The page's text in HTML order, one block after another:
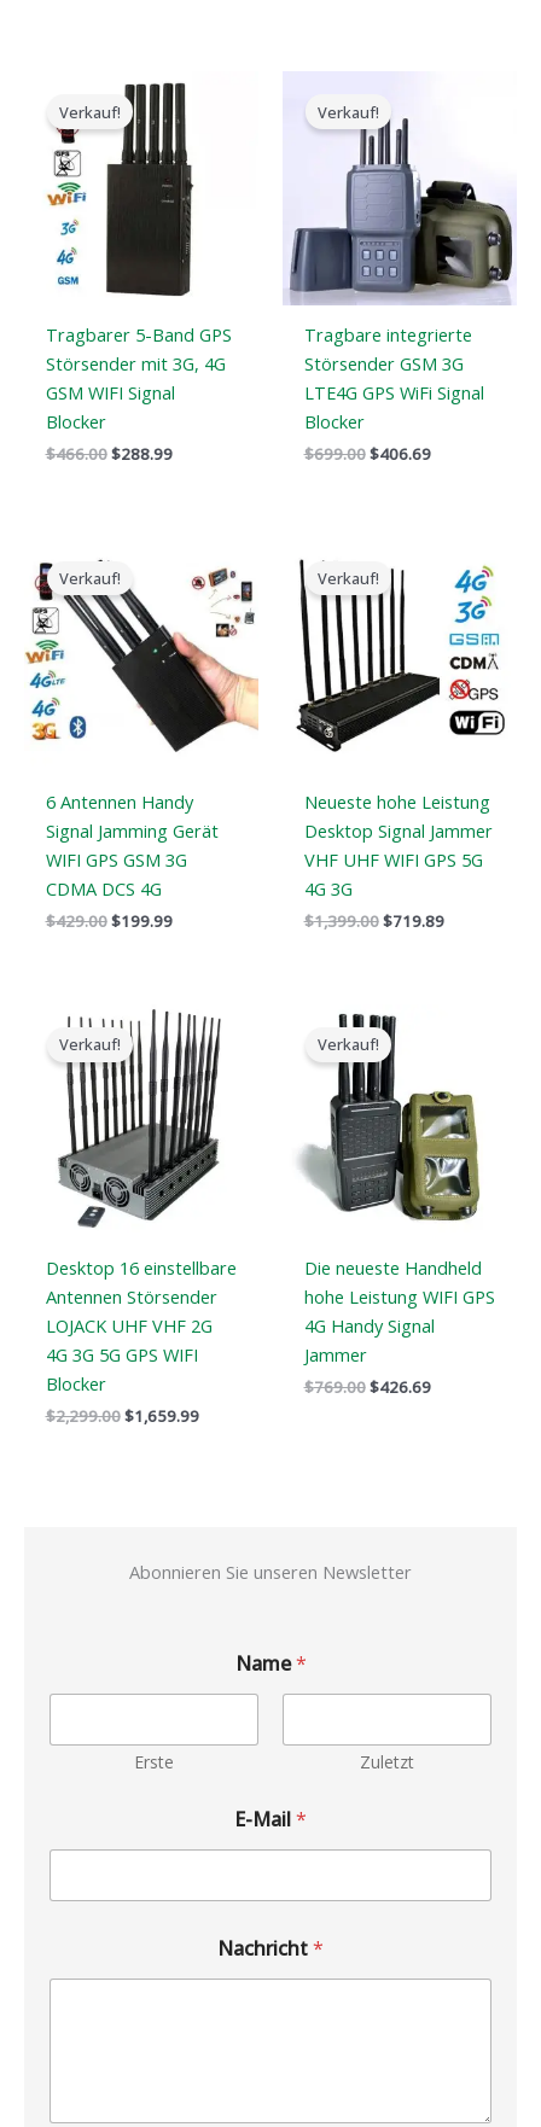
Verkauf!
Tragbarer 5-Band GPS
Störsender mit 3G, 4G
GSM WIFI Signal
Blocker
$466.00
Der
ursprüngliche
Preis
war:
$466.00.
$288.99
Der
aktuelle
Preis
ist:
$288.99.
Verkauf!
Tragbare integrierte
Störsender GSM 3G
LTE4G GPS WiFi Signal
Blocker
$699.00
Preis
war:
$699.00.
$406.69
Verkauf!
6 Antennen Handy
Signal Jamming Gerät
WIFI GPS GSM 3G
CDMA DCS 4G
$429.00
ursprüngliche
Preis
war:
$429.00.
$199.99
aktuelle
Preis
$199.99.
Verkauf!
Neueste hohe Leistung
Desktop Signal Jammer
VHF UHF WIFI GPS 5G
4G 3G
$1,399.00
ursprüngliche
Preis
war:
$1,399.00.
$719.89
aktuelle
Preis
ist:
$719.89.
Verkauf!
Desktop 16 einstellbare
Antennen Störsender
LOJACK UHF VHF 2G
4G 3G 5G GPS WIFI
Blocker
$2,299.00
ursprüngliche
Preis
war:
$2,299.00.
$1,659.99
Der
aktuelle
Preis
ist:
$1,659.99.
Verkauf!
Die neueste Handheld
hohe Leistung WIFI GPS
4G Handy Signal
Jammer
$769.00
Der
ursprüngliche
Preis
war:
$769.00.
$426.69
$426.69.
Abonnieren Sie unseren Newsletter
Name*
Erste Zuletzt
E-Mail*
Nachricht*